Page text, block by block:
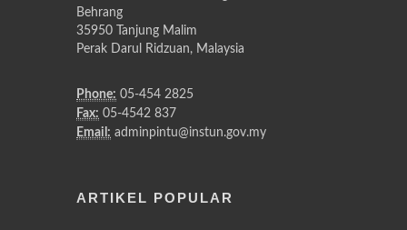
Behrang
35950 Tanjung Malim
Perak Darul Ridzuan, Malaysia
Phone: 05-454 2825
Fax: 05-4542 837
Email: adminpintu@instun.gov.my
ARTIKEL POPULAR